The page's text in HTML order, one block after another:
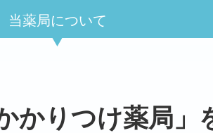
当薬局について
かりつけ薬局」